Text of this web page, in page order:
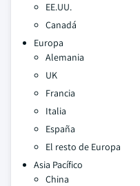
EE.UU.
Canadá
Europa
Alemania
UK
Francia
Italia
España
El resto de Europa
Asia Pacífico
China